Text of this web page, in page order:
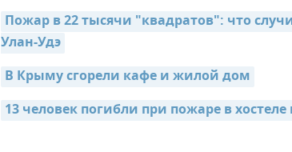
Пожар в 22 тысячи "квадратов": что
Улан-Удэ
В Крыму сгорели кафе и жилой дом
13 человек погибли при пожаре в